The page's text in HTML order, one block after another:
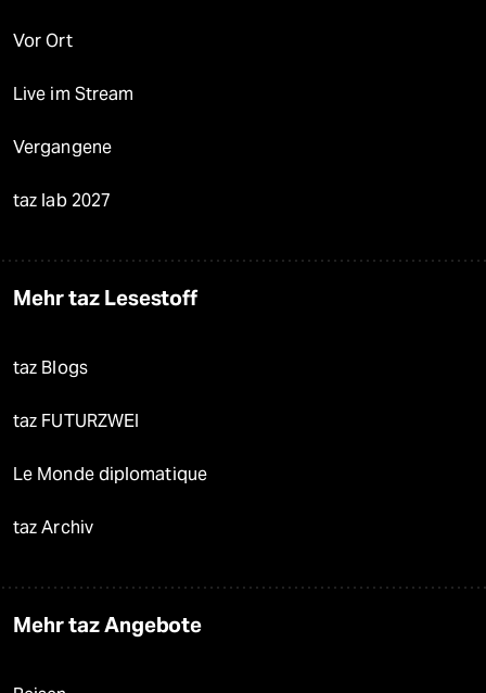
Vor Ort
Live im Stream
Vergangene
taz lab 2027
Mehr taz Lesestoff
taz Blogs
taz FUTURZWEI
Le Monde diplomatique
taz Archiv
Mehr taz Angebote